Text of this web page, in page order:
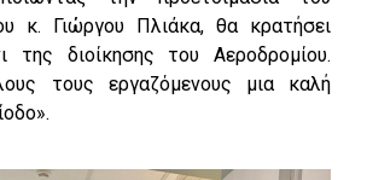
κ. Γιώργου Πλιάκα, θα κρατήσει
της διοίκησης του Αεροδρομίου.
τους εργαζόμενους μια καλή